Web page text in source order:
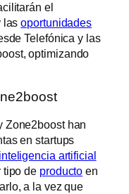
el
lasoportunidades
Telefónica y las
optimizando
Zone2boost han
en startups
inteligencia artificial
tipo de producto en
a la vez que